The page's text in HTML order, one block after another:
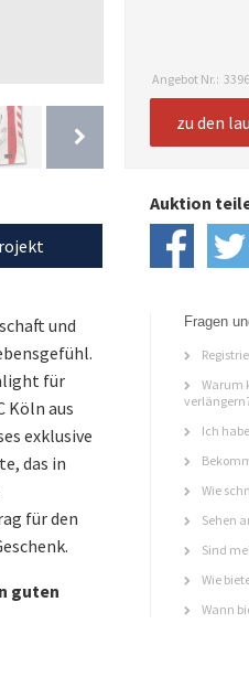
Angebot Nr.:
zu den
und
für
Köln aus
exklusive
das in
für den
guten
Auktion
Fragen
Warum
Ich
Wie
Sehen
Sind
Wie
Wann